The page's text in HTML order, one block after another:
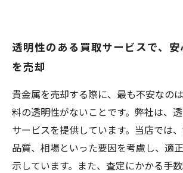
透明性のある買取サービスで、
を売却
貴金属を売却する際に、最も不安なの
料の透明性がないことです。弊社は、
サービスを提供しています。当店では
品質、相場といった要因を考慮し、適
示しています。また、査定にかかる手